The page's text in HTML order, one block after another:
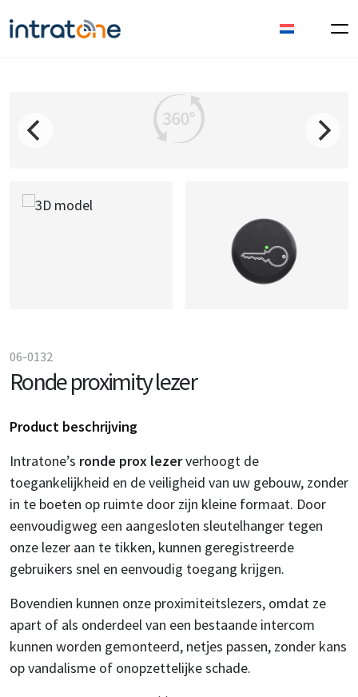
06-0132
Ronde proximity lezer
Product beschrijving
Intratone’s ronde prox lezerverhoogt de
toegankelijkheid en de veiligheid van uw gebouw, zonder
in te boeten op ruimte door zijn kleine formaat. Door
eenvoudigweg een aangesloten sleutelhanger tegen
onze lezer aan te tikken, kunnen geregistreerde
gebruikers snel en eenvoudig toegang krijgen.
Bovendien kunnen onze proximiteitslezers, omdat ze
apart of als onderdeel van een bestaande intercom
kunnen worden gemonteerd, netjes passen, zonder kans
op vandalisme of onopzettelijke schade.